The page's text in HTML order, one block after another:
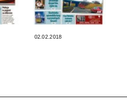
02.02.2018